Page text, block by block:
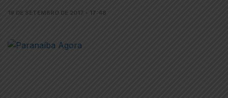
19 DE SETEMBRO DE 2017 • 17:48